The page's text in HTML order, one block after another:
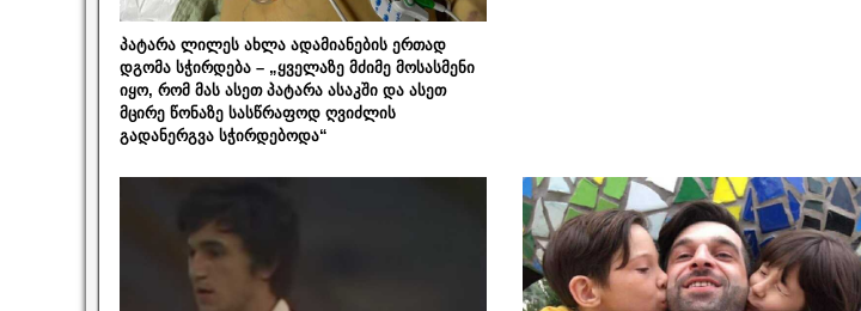
პატარა ლილეს ახლა ადამიანების ერთად
დგომა სჭირდება – „ყველაზე მძიმე მოსასმენი
იყო, რომ მას ასეთ პატარა ასაკში და ასეთ
მცირე წონაზე სასწრაფოდ ღვიძლის
გადანერგვა სჭირდებოდა“